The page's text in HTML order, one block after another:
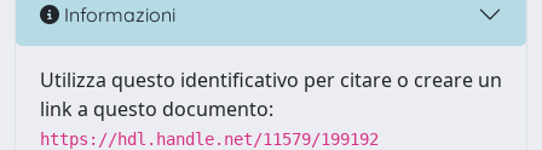
Informazioni
Utilizza questo identificativo per citare o creare un
link a questo documento:
https://hdl.handle.net/11579/199192